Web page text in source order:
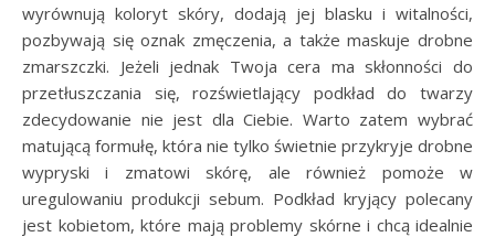
wyrównują koloryt skóry, dodają jej blasku i witalności,
pozbywają się oznak zmęczenia, a także maskuje drobne
zmarszczki. Jeżeli jednak Twoja cera ma skłonności do
przetłuszczania się, rozświetlający podkład do twarzy
zdecydowanie nie jest dla Ciebie. Warto zatem wybrać
matującą formułę, która nie tylko świetnie przykryje drobne
wypryski i zmatowi skórę, ale również pomoże w
uregulowaniu produkcji sebum. Podkład kryjący polecany
jest kobietom, które mają problemy skórne i chcą idealnie